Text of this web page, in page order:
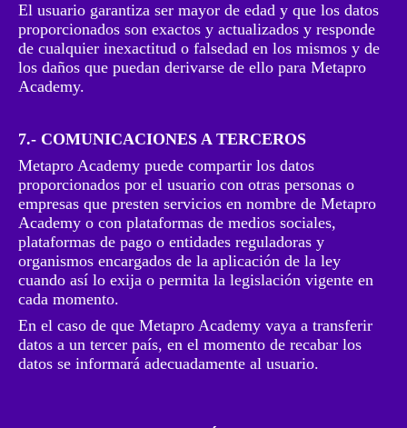
El usuario garantiza ser mayor de edad y que los datos
proporcionados son exactos y actualizados y responde
de cualquier inexactitud o falsedad en los mismos y de
los daños que puedan derivarse de ello para Metapro
Academy.
7.- COMUNICACIONES A TERCEROS
Metapro Academy puede compartir los datos
proporcionados por el usuario con otras personas o
empresas que presten servicios en nombre de Metapro
Academy o con plataformas de medios sociales,
plataformas de pago o entidades reguladoras y
organismos encargados de la aplicación de la ley
cuando así lo exija o permita la legislación vigente en
cada momento.
En el caso de que Metapro Academy vaya a transferir
datos a un tercer país, en el momento de recabar los
datos se informará adecuadamente al usuario.